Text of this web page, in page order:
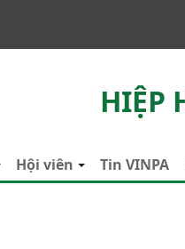
HIỆP
Hội viên Tin VINPA